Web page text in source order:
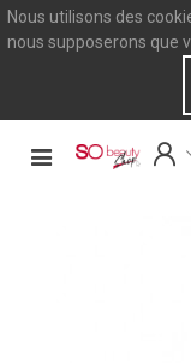
Nous utilisons des
nous supposerons que